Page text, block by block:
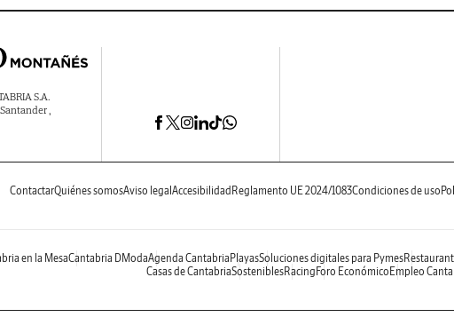
S.A.
,
ContactarQuiénes somosAviso legal Accesibilidad Reglamento UE 2024/1083Condiciones de uso
en la MesaCantabria DModaAgenda Cantabria PlayasSoluciones digitales para Pymes
Casas de CantabriaSosteniblesRacing Foro Económico Empleo